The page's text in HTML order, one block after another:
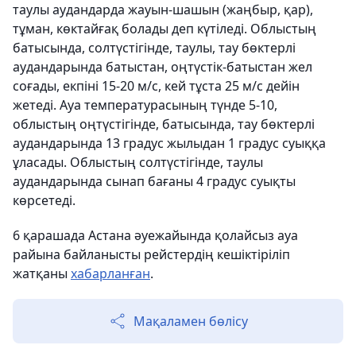
таулы аудандарда жауын-шашын (жаңбыр, қар),
тұман, көктайғақ болады деп күтіледі. Облыстың
батысында, солтүстігінде, таулы, тау бөктерлі
аудандарында батыстан, оңтүстік-батыстан жел
соғады, екпіні 15-20 м/с, кей тұста 25 м/с дейін
жетеді. Ауа температурасының түнде 5-10,
облыстың оңтүстігінде, батысында, тау бөктерлі
аудандарында 13 градус жылыдан 1 градус суыққа
ұласады. Облыстың солтүстігінде, таулы
аудандарында сынап бағаны 4 градус суықты
көрсетеді.
6 қарашада Астана әуежайында қолайсыз ауа
райына байланысты рейстердің кешіктіріліп
жатқаны хабарланған.
Мақаламен бөлісу